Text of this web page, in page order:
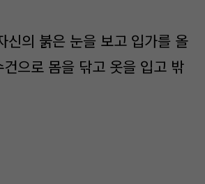
신의 붉은 눈을 보고 입가를 올
으로 몸을 닦고 옷을 입고 밖